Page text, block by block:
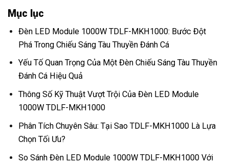
Mục lục
Đèn LED Module 1000W TDLF-MKH1000: Bước Đột
Phá Trong Chiếu Sáng Tàu Thuyền Đánh Cá
Yếu Tố Quan Trọng Của Một Đèn Chiếu Sáng Tàu Thuyền
Đánh Cá Hiệu Quả
Thông Số Kỹ Thuật Vượt Trội Của Đèn LED Module
1000W TDLF-MKH1000
Phân Tích Chuyên Sâu: Tại Sao TDLF-MKH1000 Là Lựa
Chọn Tối Ưu?
So Sánh Đèn LED Module 1000W TDLF-MKH1000 Với